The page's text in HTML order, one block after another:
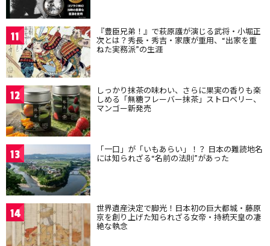
11 『豊臣兄弟！』で萩原護が演じる武将・小堀正
次とは？秀長・秀吉・家康が重用、“出家を重
ねた実務派”の生涯
12 しっかり抹茶の味わい、さらに果実の香りも楽
しめる「無糖フレーバー抹茶」ストロベリー、
マンゴー新発売
13 「一口」が「いもあらい」！？ 日本の難読地名
には知られざる“名前の法則”があった
14 世界遺産決定で脚光！日本初の巨大都城・藤原
京を創り上げた知られざる女帝・持統天皇の凄
絶な執念